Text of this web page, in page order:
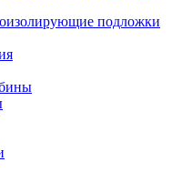
подложки